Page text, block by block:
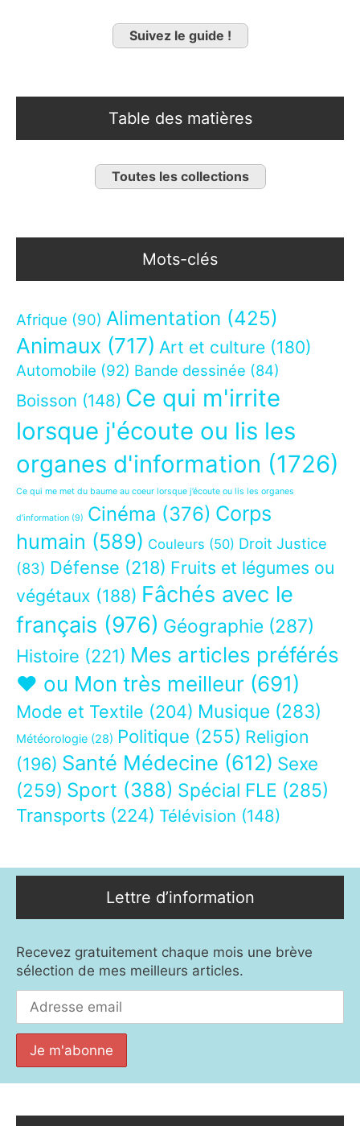
Suivez le guide !
Table des matières
Toutes les collections
Mots-clés
Afrique (90) Alimentation (425)
Animaux (717) Art et culture (180)
Automobile (92) Bande dessinée (84)
Boisson (148) Ce qui m'irrite
lorsque j'écoute ou lis les
organes d'information (1726)
Ce qui me met du baume au coeur lorsque j’écoute ou lis les organes
d’information (9) Cinéma (376) Corps
humain (589) Couleurs (50) Droit Justice
(83) Défense (218) Fruits et légumes ou
végétaux (188) Fâchés avec le
français (976) Géographie (287)
Histoire (221) Mes articles préférés
❤ ou Mon très meilleur (691)
Mode et Textile (204) Musique (283)
Météorologie (28) Politique (255) Religion
(196) Santé Médecine (612) Sexe
(259) Sport (388) Spécial FLE (285)
Transports (224) Télévision (148)
Lettre d’information
Recevez gratuitement chaque mois une brève
sélection de mes meilleurs articles.